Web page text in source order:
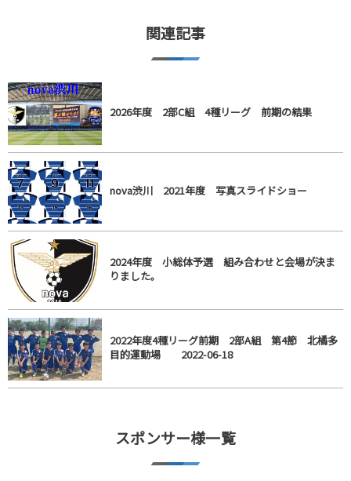
関連記事
2026年度 2部C組 4種リーグ 前期の結果
nova渋川 2021年度 写真スライドショー
2024年度 小総体予選 組み合わせと会場が決ま
りました。
2022年度4種リーグ前期 2部A組 第4節 北橘多
目的運動場 2022-06-18
スポンサー様一覧